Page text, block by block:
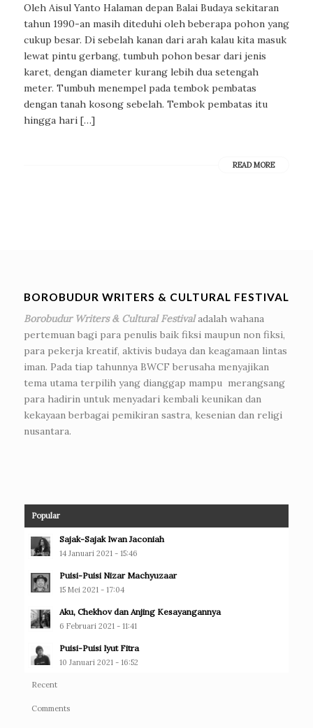
Oleh Aisul Yanto Halaman depan Balai Budaya sekitaran
tahun 1990-an masih diteduhi oleh beberapa pohon yang
cukup besar. Di sebelah kanan dari arah kalau kita masuk
lewat pintu gerbang, tumbuh pohon besar dari jenis
karet, dengan diameter kurang lebih dua setengah
meter. Tumbuh menempel pada tembok pembatas
dengan tanah kosong sebelah. Tembok pembatas itu
hingga hari […]
READ MORE
BOROBUDUR WRITERS & CULTURAL FESTIVAL
Borobudur Writers & Cultural Festivaladalah wahana
pertemuan bagi para penulis baik fiksi maupun non fiksi,
para pekerja kreatif, aktivis budaya dan keagamaan lintas
iman. Pada tiap tahunnya BWCF berusaha menyajikan
tema utama terpilih yang dianggap mampu merangsang
para hadirin untuk menyadari kembali keunikan dan
kekayaan berbagai pemikiran sastra, kesenian dan religi
nusantara.
Popular
Sajak-Sajak Iwan Jaconiah
14 Januari 2021 - 15:46
Puisi-Puisi Nizar Machyuzaar
15 Mei 2021 - 17:04
Aku, Chekhov dan Anjing Kesayangannya
6 Februari 2021 - 11:41
Puisi-Puisi Iyut Fitra
10 Januari 2021 - 16:52
Recent
Comments